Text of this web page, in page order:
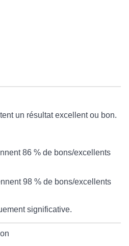
un résultat excellent ou bon.
86 % de bons/excellents
98 % de bons/excellents
significative.